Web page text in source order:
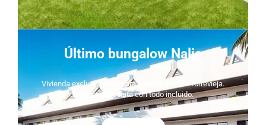
Último bungalow Nalia
Vivienda exclusiva lista para entrar a vivir en Torrevieja.
Entrega inmediata con todo incluido.